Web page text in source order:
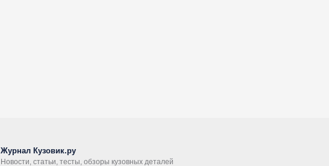
Журнал Кузовик.ру
Новости, статьи, тесты, обзоры кузовных деталей